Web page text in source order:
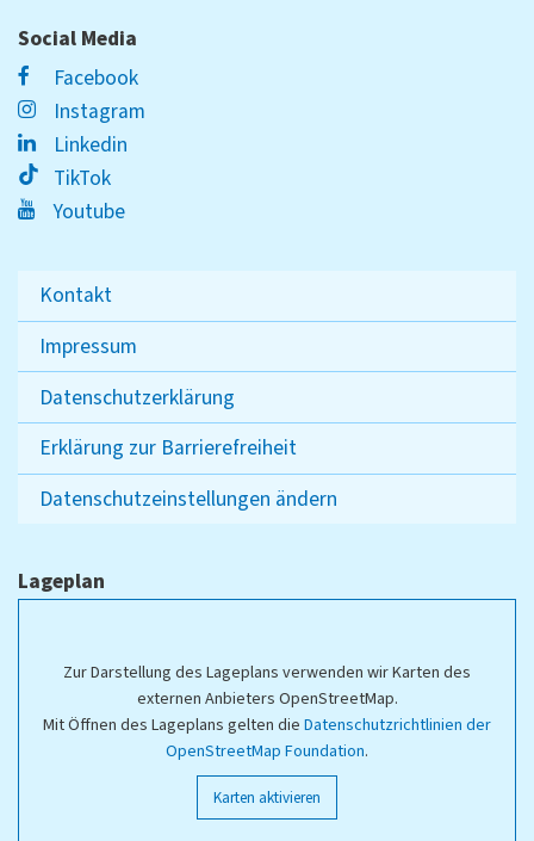
Social Media
Facebook
Instagram
Linkedin
TikTok
Youtube
Kontakt
Impressum
Datenschutzerklärung
Erklärung zur Barrierefreiheit
Datenschutzeinstellungen ändern
Lageplan
Zur Darstellung des Lageplans verwenden wir Karten des
externen Anbieters OpenStreetMap.
Mit Öffnen des Lageplans gelten die Datenschutzrichtlinien der
OpenStreetMap Foundation.
Karten aktivieren